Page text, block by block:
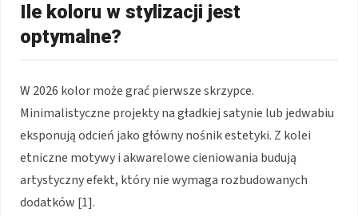
Ile koloru w stylizacji jest
optymalne?
W 2026 kolor może grać pierwsze skrzypce.
Minimalistyczne projekty na gładkiej satynie lub jedwabiu
eksponują odcień jako główny nośnik estetyki. Z kolei
etniczne motywy i akwarelowe cieniowania budują
artystyczny efekt, który nie wymaga rozbudowanych
dodatków [1].